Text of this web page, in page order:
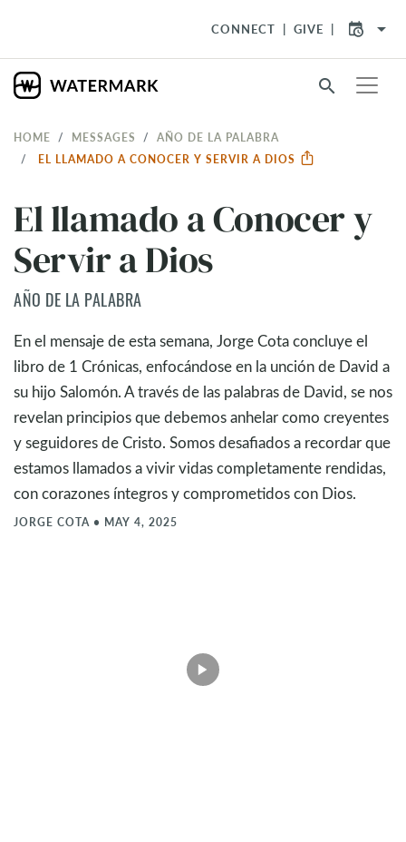
CONNECT GIVE arrow_drop_down
search
HOME MESSAGES
AÑO DE LA PALABRA
EL LLAMADO A CONOCER Y SERVIR A DIOS
El llamado a Conocer y
Servir a Dios
AÑO DE LA PALABRA
En el mensaje de esta semana, Jorge Cota concluye el
libro de 1 Crónicas, enfocándose en la unción de David a
su hijo Salomón. A través de las palabras de David, se nos
revelan principios que debemos anhelar como creyentes
y seguidores de Cristo. Somos desafiados a recordar que
estamos llamados a vivir vidas completamente rendidas,
con corazones íntegros y comprometidos con Dios.
JORGE COTA • MAY 4, 2025